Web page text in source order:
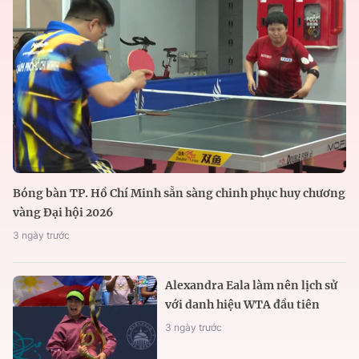
Bóng bàn TP. Hồ Chí Minh sẵn sàng chinh phục huy chương
vàng Đại hội 2026
3 ngày trước
Alexandra Eala làm nên lịch sử
với danh hiệu WTA đầu tiên
3 ngày trước